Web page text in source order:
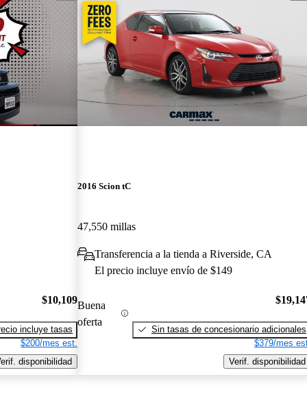
$10,109
incluye tasas
$200/mes est.
disponibilidad
2016 Scion tC
47,550 millas
Transferencia a la tienda a Riverside, CA
El precio incluye envío de $149
Buena
oferta
Sin tasas de concesionario adicionales
$379/mes
Verif. disponibilidad